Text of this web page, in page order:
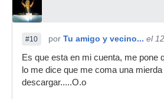
#10 por Tu amigo y vecino... el
Es que esta en mi cuenta, me pone
lo me dice que me coma una
descargar.....O.o